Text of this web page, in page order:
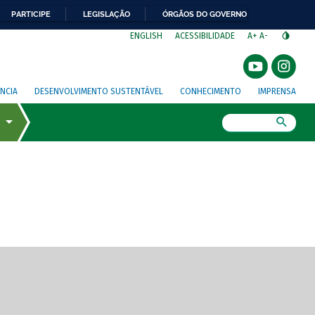
PARTICIPE LEGISLAÇÃO ÓRGÃOS DO GOVERNO
ENGLISH ACESSIBILIDADE A+ A-
DESENVOLVIMENTO SUSTENTÁVEL CONHECIMENTO IMPRENSA
de tela